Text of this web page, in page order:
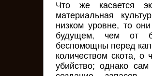
Что же касается
материальная
низком уровне, то
будущем, чем от
беспомощны перед
количеством скота, о
убийство; однако